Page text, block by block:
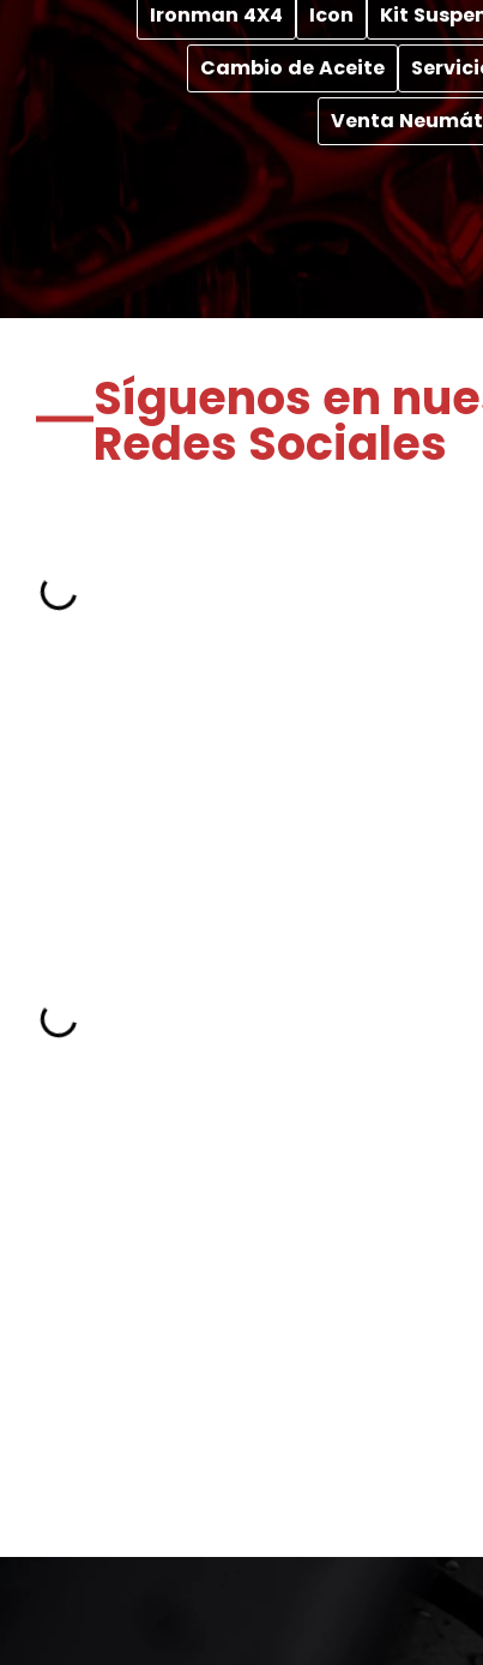
Ironman 4X4
Icon Kit
Cambio de Aceite
Venta
Síguenos en
Redes Sociales